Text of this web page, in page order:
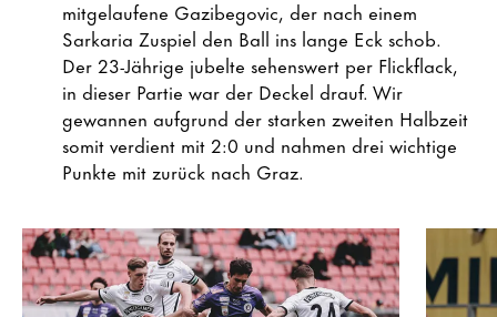
mitgelaufene Gazibegovic, der nach einem
Sarkaria Zuspiel den Ball ins lange Eck schob.
Der 23-Jährige jubelte sehenswert per Flickflack,
in dieser Partie war der Deckel drauf. Wir
gewannen aufgrund der starken zweiten Halbzeit
somit verdient mit 2:0 und nahmen drei wichtige
Punkte mit zurück nach Graz.